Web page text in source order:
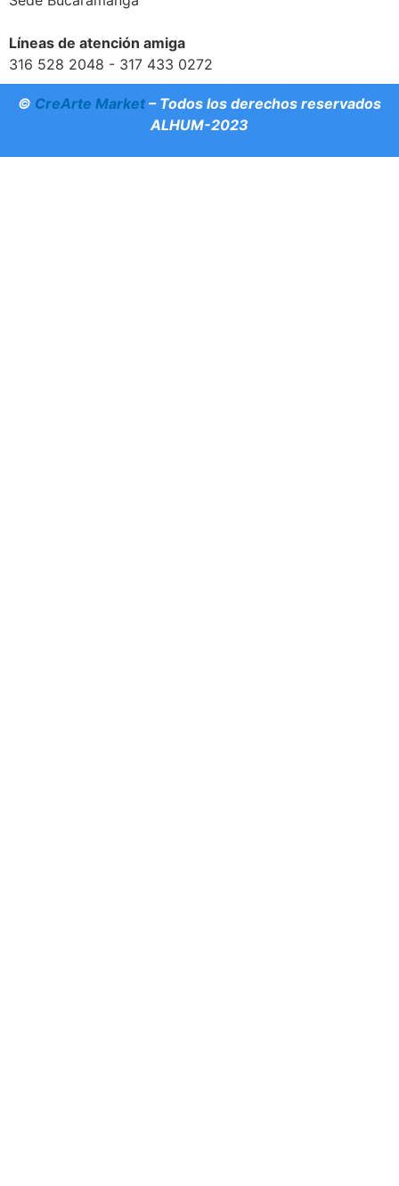
Líneas de atención amiga
316 528 2048 - 317 433 0272
© CreArte Market – Todos los derechos reservados
ALHUM-2023